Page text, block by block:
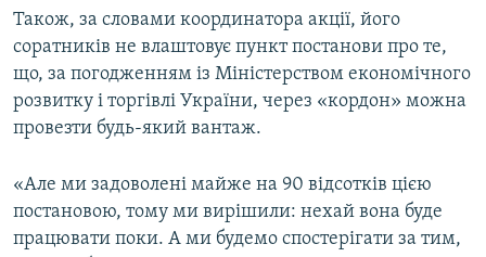
Також, за словами координатора акції, його
соратників не влаштовує пункт постанови про те,
що, за погодженням із Міністерством економічного
розвитку і торгівлі України, через «кордон» можна
провезти будь-який вантаж.
«Але ми задоволені майже на 90 відсотків цією
постановою, тому ми вирішили: нехай вона буде
працювати поки. А ми будемо спостерігати за тим,